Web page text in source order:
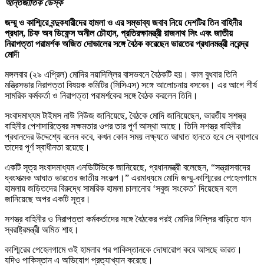
আন্তর্জাতিক ডেস্ক
জম্মু ও কাশ্মিরে বন্দুকধারীদের হামলা ও এর সম্ভাব্য জবাব নিয়ে দেশটির তিন বাহিনীর
প্রধান, চিফ অব ডিফেন্স অনীল চৌহান, প্রতিরক্ষামন্ত্রী রাজনাথ সিং এবং জাতীয়
নিরাপত্তা পরামর্শক অজিত দোভালের সঙ্গে বৈঠক করেছেন ভারতের প্রধানমন্ত্রী নরেন্দ্র
মোদী
মঙ্গলবার (২৯ এপ্রিল) মোদির নয়াদিল্লির বাসভবনে বৈঠকটি হয়। কাল বুধবার তিনি
মন্ত্রিসভার নিরাপত্তা বিষয়ক কমিটির (সিসিএস) সঙ্গে আলোচনায় বসবেন। এর আগে শীর্ষ
সামরিক কর্মকর্তা ও নিরাপত্তা পরামর্শকের সঙ্গে বৈঠক করলেন তিনি।
সংবাদমাধ্যম টাইমস নাউ নিউজ জানিয়েছে, বৈঠকে মোদি জানিয়েছেন, ভারতীয় সশস্ত্র
বাহিনীর পেশাদারিত্বের সক্ষমতার ওপর তার পূর্ণ আস্থা আছে। তিনি সশস্ত্র বাহিনীর
প্রধানদের উদ্দেশ্যে বলেন কবে, কখন কোন সময় লক্ষ্যতে আঘাত হানতে হবে সে ব্যাপারে
তাদের পূর্ণ স্বাধীনতা রয়েছে।
একটি সূত্র সংবাদমাধ্যম এনডিটিভিকে জানিয়েছে, প্রধানমন্ত্রী বলেছেন, “সন্ত্রাসবাদের
ধ্বংসাত্মক আঘাত ভারতের জাতীয় সংকল্প।” এরমাধ্যমে মোদি জম্মু-কাশ্মিরের পেহেলগামে
হামলায় জড়িতদের বিরুদ্ধে সামরিক হামলা চালানোর ‘সবুজ সংকেত’ দিয়েছেন বলে
জানিয়েছে অপর একটি সূত্র।
সশস্ত্র বাহিনীর ও নিরাপত্তা কর্মকর্তাদের সঙ্গে বৈঠকের পরই মোদির দিল্লির বাড়িতে যান
স্বরাষ্ট্রমন্ত্রী অমিত শাহ।
কাশ্মিরের পেহেলগামে ওই হামলার পর পাকিস্তানকে দোষারোপ করে আসছে ভারত।
যদিও পাকিস্তান এ অভিযোগ প্রত্যাখ্যান করেছে।